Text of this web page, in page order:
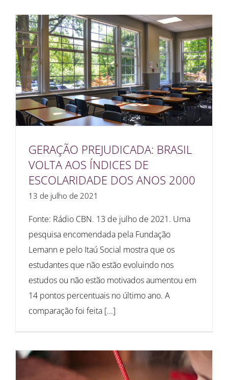
GERAÇÃO PREJUDICADA: BRASIL
VOLTA AOS ÍNDICES DE
ESCOLARIDADE DOS ANOS 2000
13 de julho de 2021
Fonte: Rádio CBN. 13 de julho de 2021. Uma
pesquisa encomendada pela Fundação
Lemann e pelo Itaú Social mostra que os
estudantes que não estão evoluindo nos
estudos ou não estão motivados aumentou em
14 pontos percentuais no último ano. A
comparação foi feita [...]